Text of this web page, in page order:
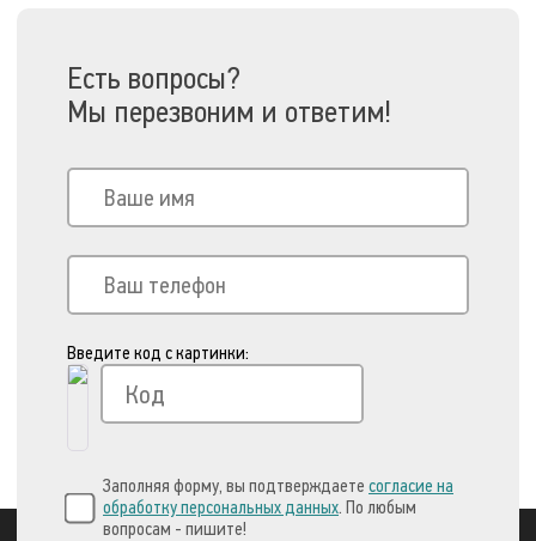
Есть вопросы?
Мы перезвоним и ответим!
Введите код с картинки:
Заполняя форму, вы подтверждаете согласие на
обработку персональных данных. По любым
вопросам - пишите!